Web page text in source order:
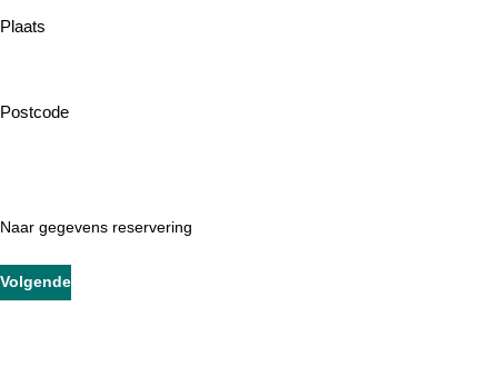
Plaats
Postcode
Naar gegevens reservering